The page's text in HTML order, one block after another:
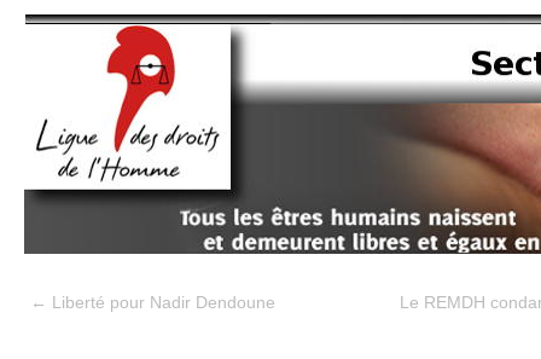
← Liberté pour Nadir Dendoune Le REMDH